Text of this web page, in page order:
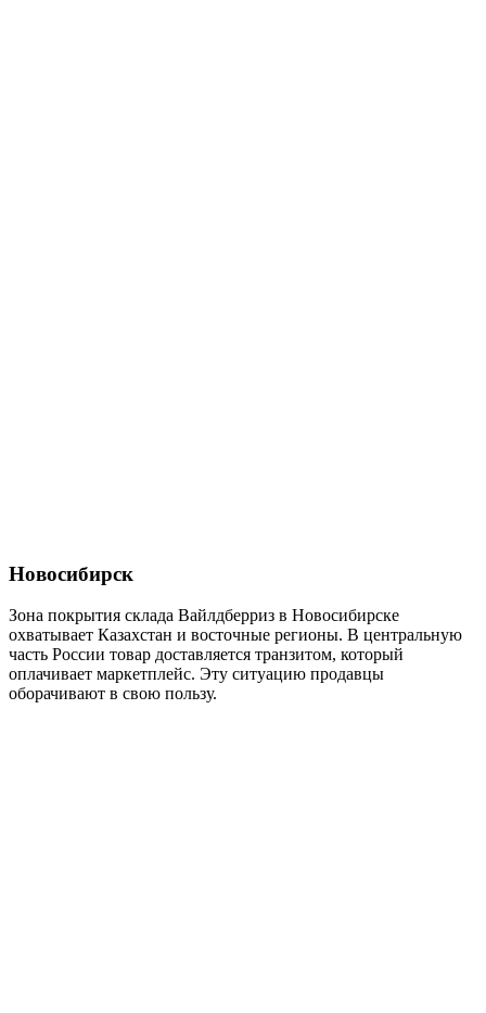
Новосибирск
Зона покрытия склада Вайлдберриз в Новосибирске
охватывает Казахстан и восточные регионы. В центральную
часть России товар доставляется транзитом, который
оплачивает маркетплейс. Эту ситуацию продавцы
оборачивают в свою пользу.